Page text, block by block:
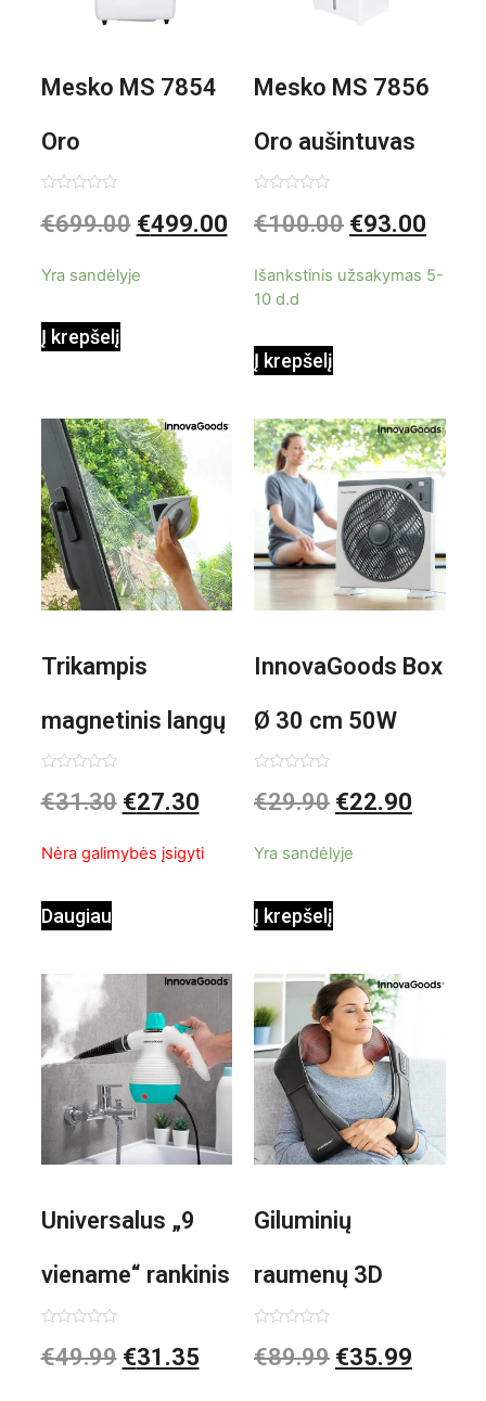
Mesko MS 7854
Oro
kondicionierius
0
iš
€699.00 €499.00
Yra sandėlyje
Į krepšelį
Mesko MS 7856
Oro aušintuvas
be ašmenų 3in1
0
iš
€100.00 €93.00
Išankstinis užsakymas 5-
10 d.d
Į krepšelį
Trikampis
magnetinis langų
valiklis Klinmag
0
iš
€31.30 €27.30
Nėra galimybės įsigyti
Daugiau
InnovaGoods Box
Ø 30 cm 50W
Baltai pilkas
0
iš
€29.90 €22.90
Yra sandėlyje
Į krepšelį
Universalus „9
viename“ rankinis
garintuvas su
0
iš
€49.99 €31.35
Giluminių
raumenų 3D
elektrinis
0
iš
€89.99 €35.99